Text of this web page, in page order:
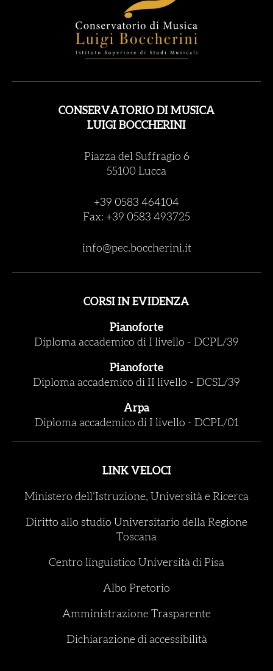
CONSERVATORIO DI MUSICA
LUIGI BOCCHERINI
Piazza del Suffragio 6
55100 Lucca
+39 0583 464104
Fax: +39 0583 493725
info@pec.boccherini.it
CORSI IN EVIDENZA
Pianoforte
Diploma accademico di I livello - DCPL/39
Pianoforte
Diploma accademico di II livello - DCSL/39
Arpa
Diploma accademico di I livello - DCPL/01
LINK VELOCI
Ministero dell’Istruzione, Università e Ricerca
Diritto allo studio Universitario della Regione
Toscana
Centro linguistico Università di Pisa
Albo Pretorio
Amministrazione Trasparente
Dichiarazione di accessibilità